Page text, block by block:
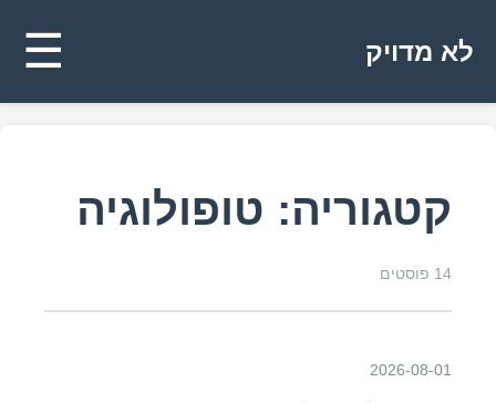
לא מדויק ☰
קטגוריה: טופולוגיה
14 פוסטים
2026-08-01